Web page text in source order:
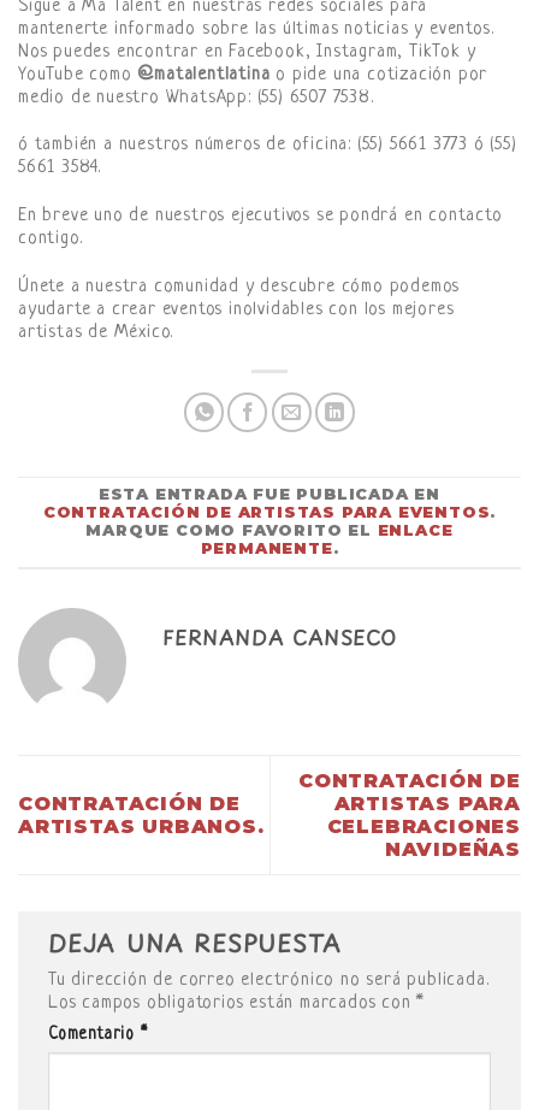
Sigue a Ma Talent en nuestras redes sociales para
mantenerte informado sobre las últimas noticias y eventos.
Nos puedes encontrar en Facebook, Instagram, TikTok y
YouTube como @matalentlatina o pide una cotización por
medio de nuestro WhatsApp: (55) 6507 7538.
ó también a nuestros números de oficina: (55) 5661 3773 ó (55)
5661 3584.
En breve uno de nuestros ejecutivos se pondrá en contacto
contigo.
Únete a nuestra comunidad y descubre cómo podemos
ayudarte a crear eventos inolvidables con los mejores
artistas de México.
ESTA ENTRADA FUE PUBLICADA EN
CONTRATACIÓN DE ARTISTAS PARA EVENTOS.
MARQUE COMO FAVORITO EL ENLACE
PERMANENTE.
FERNANDA CANSECO
CONTRATACIÓN DE
ARTISTAS URBANOS.
CONTRATACIÓN DE
ARTISTAS PARA
CELEBRACIONES
NAVIDEÑAS
DEJA UNA RESPUESTA
Tu dirección de correo electrónico no será publicada.
Los campos obligatorios están marcados con*
Comentario *